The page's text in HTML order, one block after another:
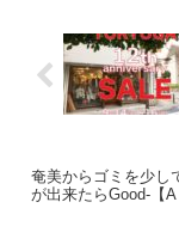
奄美からゴミを少し
が出来たらGood-【A